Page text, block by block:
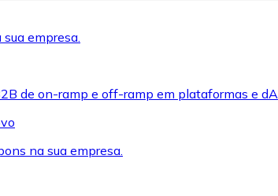
empresa.
de on-ramp e off-ramp em plataformas e
na sua empresa.